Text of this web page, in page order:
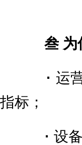
叁 为
· 运
指标；
· 设